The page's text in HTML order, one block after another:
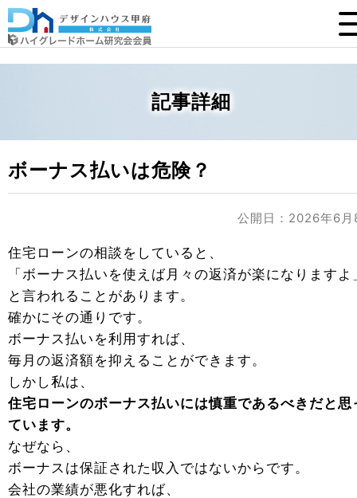
記事詳細
ボーナス払いは危険？
公開日：2026年6月
住宅ローンの相談をしていると、
「ボーナス払いを使えば月々の返済が楽になりますよ
と言われることがあります。
確かにその通りです。
ボーナス払いを利用すれば、
毎月の返済額を抑えることができます。
しかし私は、
住宅ローンのボーナス払いには慎重であるべきだと思
ています。
なぜなら、
ボーナスは保証された収入ではないからです。
会社の業績が悪化すれば、